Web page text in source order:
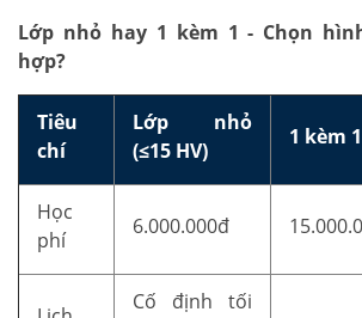
Lớp nhỏ hay 1 kèm 1 - Chọn
hợp?
Tiêu
chí
Lớp nhỏ
(≤15 HV)
1 kèm
Học
phí
6.000.000đ
Cố định tối